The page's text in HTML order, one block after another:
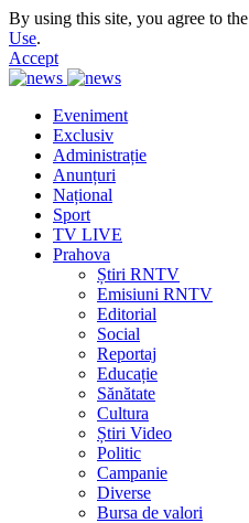
By using this site, you agree to the
Use.
Accept
Eveniment
Exclusiv
Administrație
Anunțuri
Național
Sport
TV LIVE
Prahova
Știri RNTV
Emisiuni RNTV
Editorial
Social
Reportaj
Educație
Sănătate
Cultura
Știri Video
Politic
Campanie
Diverse
Bursa de valori